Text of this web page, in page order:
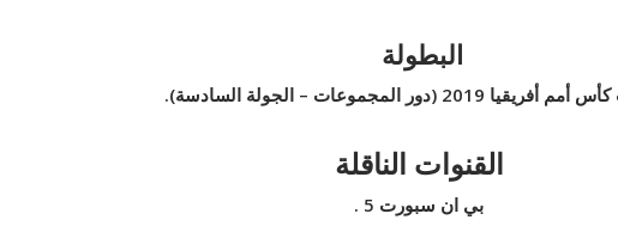
البطولة
2019 (دور المجموعات – الجولة السادسة).
القنوات الناقلة
بي ان سبورت 5 .